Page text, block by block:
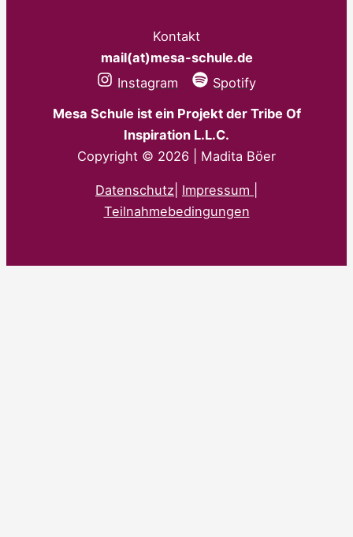
Kontakt
mail(at)mesa-schule.de
Instagram
Spotify
Mesa Schule ist ein Projekt der Tribe Of
Inspiration L.L.C.
Copyright © 2026 | Madita Böer
Datenschutz Impressum |
Teilnahmebedingungen